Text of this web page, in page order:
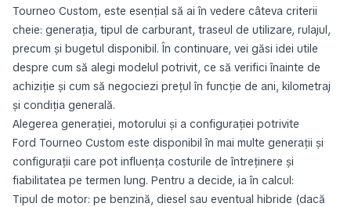
Tourneo Custom, este esențial să ai în vedere câteva criterii
cheie: generația, tipul de carburant, traseul de utilizare, rulajul,
precum și bugetul disponibil. În continuare, vei găsi idei utile
despre cum să alegi modelul potrivit, ce să verifici înainte de
achiziție și cum să negociezi prețul în funcție de ani, kilometraj
și condiția generală.
Alegerea generației, motorului și a configurației potrivite
Ford Tourneo Custom este disponibil în mai multe generații și
configurații care pot influența costurile de întreținere și
fiabilitatea pe termen lung. Pentru a decide, ia în calcul:
Tipul de motor: pe benzină, diesel sau eventual hibride (dacă